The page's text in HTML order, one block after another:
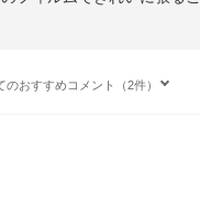
のおすすめコメント（2件）